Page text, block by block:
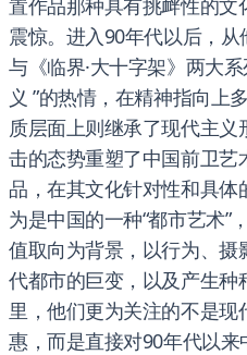
震惊。进入90年代以后，从
与《临界·大十字架》两大
义 ”的热情，在精神指向上
质层面上则继承了现代主
击的态势重塑了中国前卫
品，在其文化针对性和具
为是中国的一种“都市艺术”
值取向为背景，以行为、
代都市的巨变，以及产生
里，他们更为关注的不是
惠，而是直接对90年代以来